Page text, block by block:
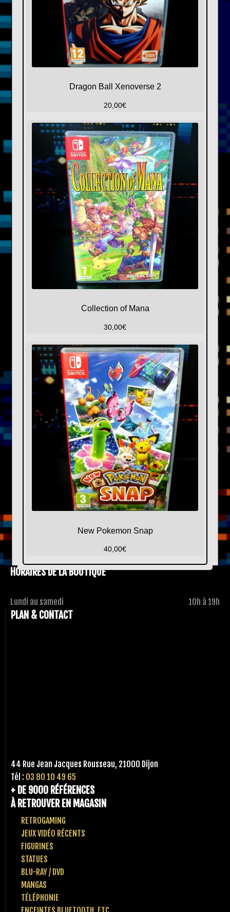
Dragon Ball Xenoverse 2
20,00€
Collection of Mana
30,00€
New Pokemon Snap
40,00€
HORAIRES DE LA BOUTIQUE
Lundi au samedi 10h à 19h
PLAN & CONTACT
44 Rue Jean Jacques Rousseau, 21000 Dijon
Tél : 03 80 10 49 65
+ DE 9000 RÉFÉRENCES
À RETROUVER EN MAGASIN
RETROGAMING
JEUX VIDÉO RÉCENTS
FIGURINES
STATUES
BLU-RAY / DVD
MANGAS
TÉLÉPHONIE